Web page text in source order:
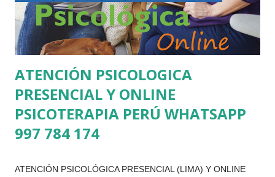
Terapia Individual, Niños, adolescentes o Adultos) 80 Soles la
sesión psicológica Terapia de pareja ...
ATENCIÓN PSICOLOGICA
PRESENCIAL Y ONLINE
PSICOTERAPIA PERÚ WHATSAPP
997 784 174
ATENCIÓN PSICOLÓGICA PRESENCIAL (LIMA) Y ONLINE